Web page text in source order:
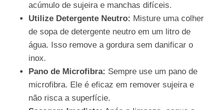
acúmulo de sujeira e manchas difíceis.
Utilize Detergente Neutro: Misture uma colher
de sopa de detergente neutro em um litro de
água. Isso remove a gordura sem danificar o
inox.
Pano de Microfibra: Sempre use um pano de
microfibra. Ele é eficaz em remover sujeira e
não risca a superfície.